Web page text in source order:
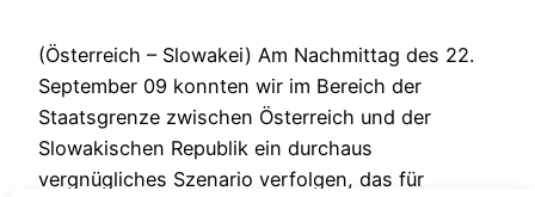
(Österreich – Slowakei) Am Nachmittag des 22.
September 09 konnten wir im Bereich der
Staatsgrenze zwischen Österreich und der
Slowakischen Republik ein durchaus
vergnügliches Szenario verfolgen, das für